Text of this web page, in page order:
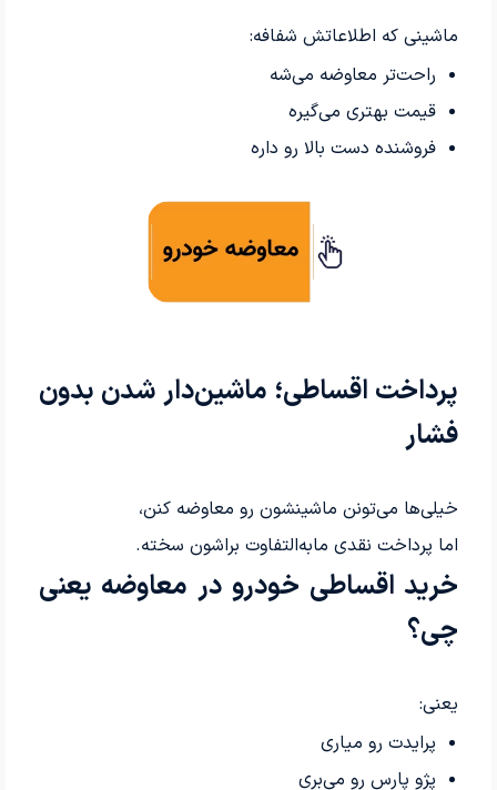
ماشینی که اطلاعاتش شفافه:
راحت‌تر معاوضه می‌شه
قیمت بهتری می‌گیره
فروشنده دست بالا رو داره
پرداخت اقساطی؛ ماشین‌دار شدن بدون
فشار
خیلی‌ها می‌تونن ماشینشون رو معاوضه کنن،
اما پرداخت نقدی مابه‌التفاوت براشون سخته.
خرید اقساطی خودرو در معاوضه یعنی
چی؟
یعنی:
پرایدت رو میاری
پژو پارس رو می‌بری